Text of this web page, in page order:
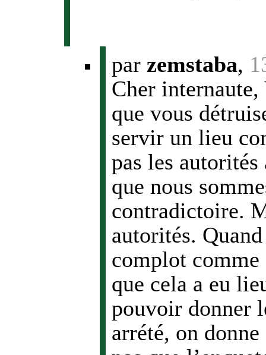
par zemstaba,
Cher internaute,
que vous
servir un lieu
pas les
que nous
contradictoire.
autorités.
complot comme
que cela a eu
pouvoir donner
arrété, on